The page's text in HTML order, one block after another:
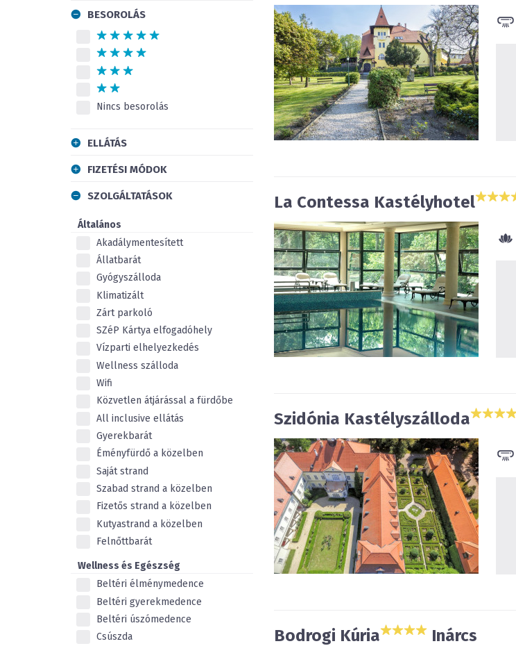
BESOROLÁS
Nincs besorolás
ELLÁTÁS
FIZETÉSI MÓDOK
SZOLGÁLTATÁSOK
Általános
Akadálymentesített
Állatbarát
Gyógyszálloda
Klimatizált
Zárt parkoló
SZéP Kártya elfogadóhely
Vízparti elhelyezkedés
Wellness szálloda
Wifi
Közvetlen átjárással a fürdőbe
All inclusive ellátás
Gyerekbarát
Éményfürdő a közelben
Saját strand
Szabad strand a közelben
Fizetős strand a közelben
Kutyastrand a közelben
Felnőttbarát
Wellness és Egészség
Beltéri élménymedence
Beltéri gyerekmedence
Beltéri úszómedence
Csúszda
La Contessa Kastélyhotel
Szidónia Kastélyszálloda
Bodrogi Kúria Inárcs